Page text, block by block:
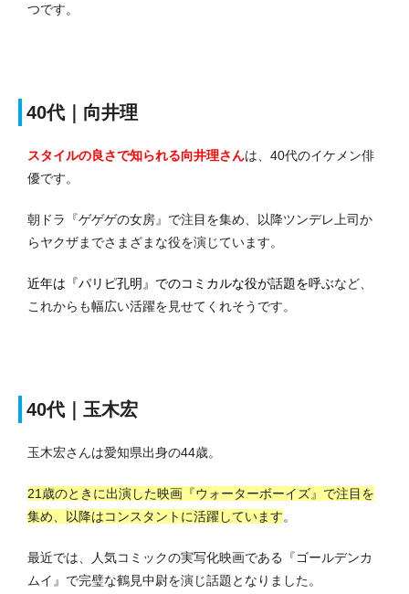
つです。
40代｜向井理
スタイルの良さで知られる向井理さんは、40代のイケメン俳
優です。
朝ドラ『ゲゲゲの女房』で注目を集め、以降ツンデレ上司か
らヤクザまでさまざまな役を演じています。
近年は『パリピ孔明』でのコミカルな役が話題を呼ぶなど、
これからも幅広い活躍を見せてくれそうです。
40代｜玉木宏
玉木宏さんは愛知県出身の44歳。
21歳のときに出演した映画『ウォーターボーイズ』で注目を
集め、以降はコンスタントに活躍しています。
最近では、人気コミックの実写化映画である『ゴールデンカ
ムイ』で完璧な鶴見中尉を演じ話題となりました。